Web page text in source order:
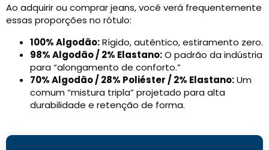
Ao adquirir ou comprar jeans, você verá frequentemente
essas proporções no rótulo:
100% Algodão:Rígido, autêntico, estiramento zero.
98% Algodão / 2% Elastano:O padrão da indústria
para “alongamento de conforto.”
70% Algodão / 28% Poliéster / 2% Elastano:Um
comum “mistura tripla” projetado para alta
durabilidade e retenção de forma.